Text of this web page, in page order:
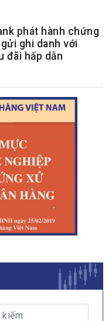
phát hành chứng
ghi danh với
đãi hấp dẫn